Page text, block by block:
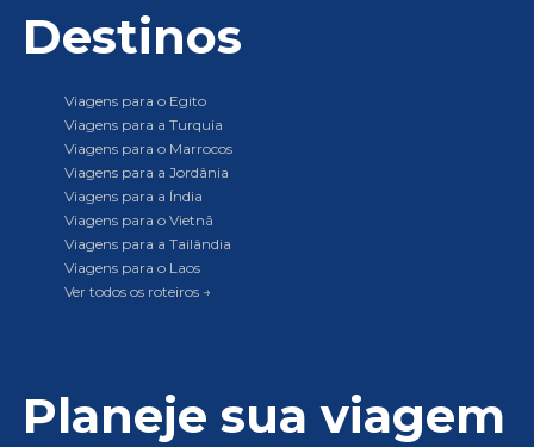
Destinos
Viagens para o Egito
Viagens para a Turquia
Viagens para o Marrocos
Viagens para a Jordânia
Viagens para a Índia
Viagens para o Vietnã
Viagens para a Tailândia
Viagens para o Laos
Ver todos os roteiros →
Planeje sua viagem